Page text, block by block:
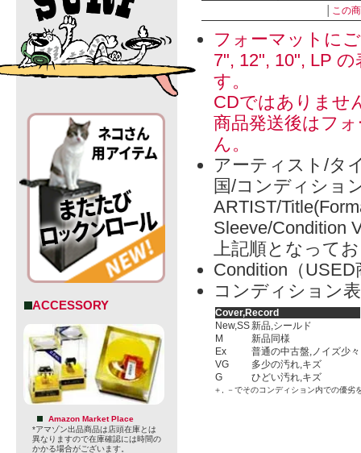
ACCESSORY
Amazon Market Place
*アマゾン出品商品は店頭在庫とは
異なりますので在庫確認には時間の
かかる場合がございます。
この
フォーマットに
7", 12", 10", LP
す。
CDではありませ
商品発送後はフ
ん。
アーティスト/タ
国/コンディショ
ARTIST/
Sleeve/Condition
上記順となって
Condition（
コンディション
Cover,Record
New,SS新品,シールド
M
新品同様
Ex
普通の中古盤,ノイズ少々
VG
多少の汚れ,キズ
G
ひどい汚れ,キズ
＋, －でそのコンディション内での優劣